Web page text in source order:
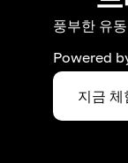
풍부한 유
Powered
지금 체